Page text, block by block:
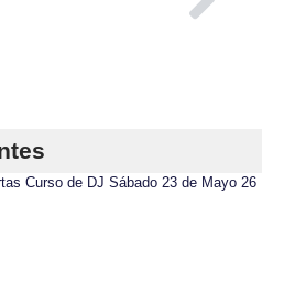
Curso de DJ Sábado 23 de Mayo 26